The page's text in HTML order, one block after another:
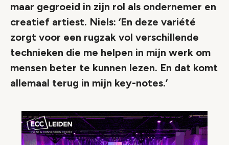
maar gegroeid in zijn rol als ondernemer en
creatief artiest. Niels: ‘En deze variété
zorgt voor een rugzak vol verschillende
technieken die me helpen in mijn werk om
mensen beter te kunnen lezen. En dat komt
allemaal terug in mijn key-notes.’